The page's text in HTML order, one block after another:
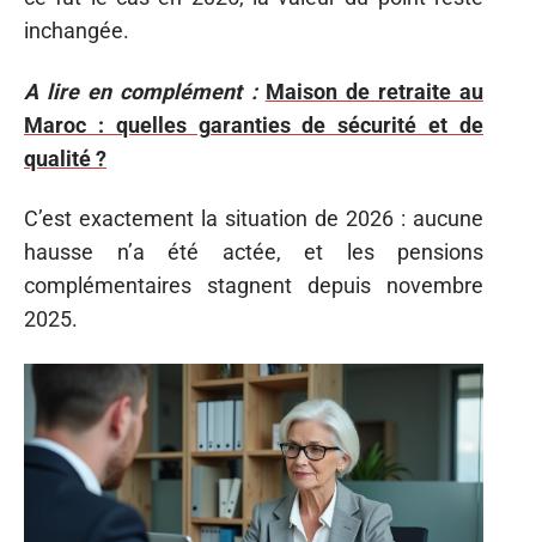
inchangée.
A lire en complément : Maison de retraite au
Maroc : quelles garanties de sécurité et de
qualité ?
C’est exactement la situation de 2026 : aucune
hausse n’a été actée, et les pensions
complémentaires stagnent depuis novembre
2025.